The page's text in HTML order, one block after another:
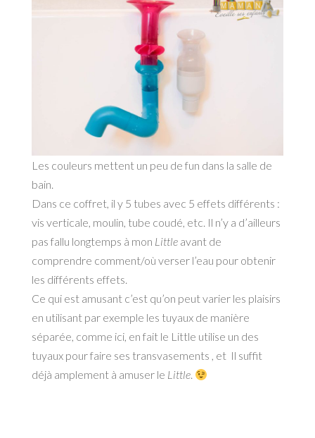
Les couleurs mettent un peu de fun dans la salle de
bain.
Dans ce coffret, il y 5 tubes avec 5 effets différents :
vis verticale, moulin, tube coudé, etc. Il n’y a d’ailleurs
pas fallu longtemps à mon Littleavant de
comprendre comment/où verser l’eau pour obtenir
les différents effets.
Ce qui est amusant c’est qu’on peut varier les plaisirs
en utilisant par exemple les tuyaux de manière
séparée, comme ici, en fait le Little utilise un des
tuyaux pour faire ses transvasements , et Il suffit
déjà amplement à amuser le Little.